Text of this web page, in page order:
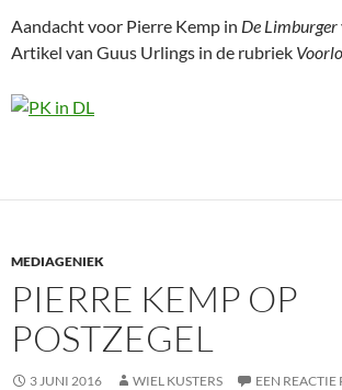
Aandacht voor Pierre Kemp in De Limburger
Artikel van Guus Urlings in de rubriek
MEDIAGENIEK
PIERRE KEMP OP
POSTZEGEL
3 JUNI 2016 WIEL KUSTERS EEN REACTIE